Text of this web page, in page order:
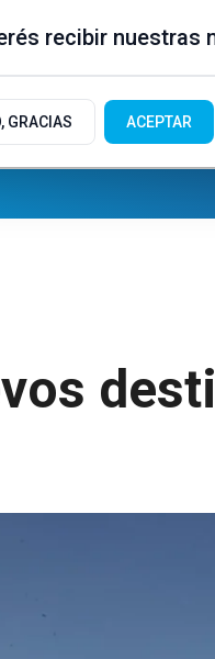
recibir nuestras
GRACIAS ACEPTAR